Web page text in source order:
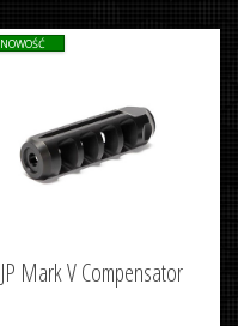
JP Mark V Compensator
NOWOŚĆ